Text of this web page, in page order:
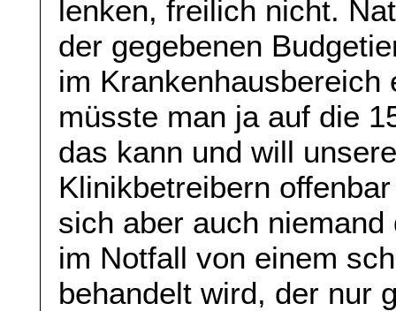
lenken, freilich nicht.
der gegebenen
im Krankenhausbereich
müsste man ja auf die
das kann und will
Klinikbetreibern
sich aber auch
im Notfall von einem
behandelt wird, der nur